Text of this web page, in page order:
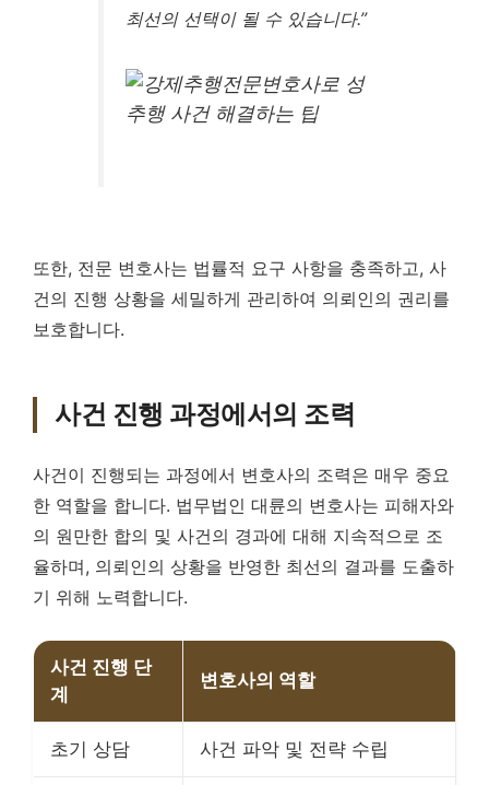
최선의 선택이 될 수 있습니다.”
또한, 전문 변호사는 법률적 요구 사항을 충족하고, 사
건의 진행 상황을 세밀하게 관리하여 의뢰인의 권리를
보호합니다.
사건 진행 과정에서의 조력
사건이 진행되는 과정에서 변호사의 조력은 매우 중요
한 역할을 합니다. 법무법인 대륜의 변호사는 피해자와
의 원만한 합의 및 사건의 경과에 대해 지속적으로 조
율하며, 의뢰인의 상황을 반영한 최선의 결과를 도출하
기 위해 노력합니다.
사건 진행 단
계
변호사의 역할
초기 상담 사건 파악 및 전략 수립